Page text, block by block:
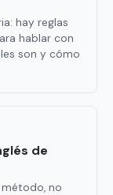
hay reglas
hablar con
son y cómo
de
no